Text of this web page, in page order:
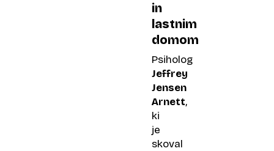
in
lastnim
domom
Psiholog
Jeffrey
Jensen
Arnett,
ki
je
skoval